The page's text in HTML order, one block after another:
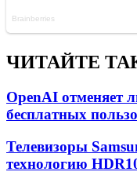
ЧИТАЙТЕ
OpenAI отменяет
бесплатных
Телевизоры
технологию